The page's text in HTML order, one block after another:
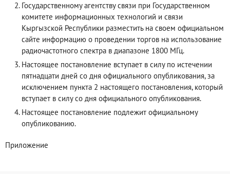
Государственному агентству связи при Государственном
комитете информационных технологий и связи
Кыргызской Республики разместить на своем официальном
сайте информацию о проведении торгов на использование
радиочастотного спектра в диапазоне 1800 МГц.
Настоящее постановление вступает в силу по истечении
пятнадцати дней со дня официального опубликования, за
исключением пункта 2 настоящего постановления, который
вступает в силу со дня официального опубликования.
Настоящее постановление подлежит официальному
опубликованию.
Приложение